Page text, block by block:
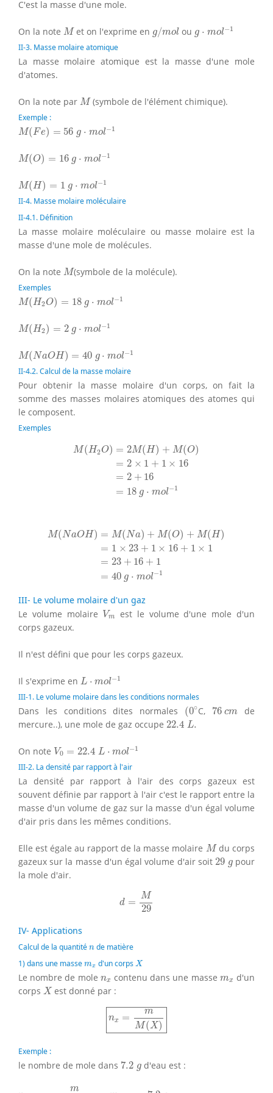
C'est la masse d'une mole.
On la note M
Met on l'exprime en g/mol
g /m ol ou g ⋅ mol−1
− 1
II-3. Masse molaire atomique
La masse molaire atomique est la masse d'une mole
d'atomes.
On la note par M
M(symbole de l'élément chimique).
Exemple :
M(Fe) = 56 g ⋅ mol−1
M(Fe = g⋅m
M(O) = 16 g ⋅ mol−1
M(O)= g⋅
M(H) = 1 g ⋅ mol−1
M(H)= ⋅m
II-4. Masse molaire moléculaire
II-4.1. Définition
La masse molaire moléculaire ou masse molaire est la
masse d'une mole de molécules.
On la note M
M(symbole de la molécule).
Exemples
M(H2O) = 18 g ⋅ mol−1
M(H2 O)= 18g⋅ 1
M(H2) = 2 g ⋅ mol−1
M(H2 )= g⋅m
M(NaOH) = 40 g ⋅ mol−1
M(Na OH)= g⋅m
II-4.2. Calcul de la masse molaire
Pour obtenir la masse molaire d'un corps, on fait la
somme des masses molaires atomiques des atomes qui
le composent.
Exemples
M(H2O) = 2M(H) + M(O)
= 2 × 1 + 1 × 16
= 2 + 16
= 18 g ⋅ mol−1
M(H2O)= M(H)+M O =2×1+
M(NaOH) = M(Na) + M(O) + M(H)
= 1 × 23 + 1 × 16 + 1 × 1
= 23 + 16 + 1
= 40 g ⋅ mol−1
M(NaOH)=M Na)+M(O) +M(H) 1 ×23+1
III- Le volume molaire d'un gaz
Le volume molaire
Vm
Vm
est le volume d'une mole d'un
corps gazeux.
Il n'est défini que pour les corps gazeux.
Il s'exprime en L ⋅ mol−1
L − 1
III-1. Le volume molaire dans les conditions normales
Dans les conditions dites normales (0∘
(0∘C, 76 cm
76 cm
de
mercure..), une mole de gaz occupe 22.4 L.
22.4L
On note V0 = 22.4 L ⋅ mol−1
V0 22.4L ⋅m 1
III-2. La densité par rapport à l'air
La densité par rapport à l'air des corps gazeux est
souvent définie par rapport à l'air c'est le rapport entre la
masse d'un volume de gaz sur la masse d'un égal volume
d'air pris dans les mêmes conditions.
Elle est égale au rapport de la masse molaire M
Mdu corps
gazeux sur la masse d'un égal volume d'air soit 29 g
29 gpour
la mole d'air.
d =
M
29
29
IV- Applications
Calcul de la quantité n
nde matière
1) dans une masse mx
mx d'un corps X
X
Le nombre de mole nx
nx contenu dans une masse mx
mx d'un
corps X
X est donné par :
nx =
m
M(X)
nx=mM(X)
Exemple :
le nombre de mole dans 7.2 g
7.2 gd'eau est :
m
M(H